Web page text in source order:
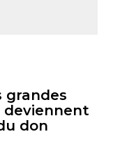
grandes
don